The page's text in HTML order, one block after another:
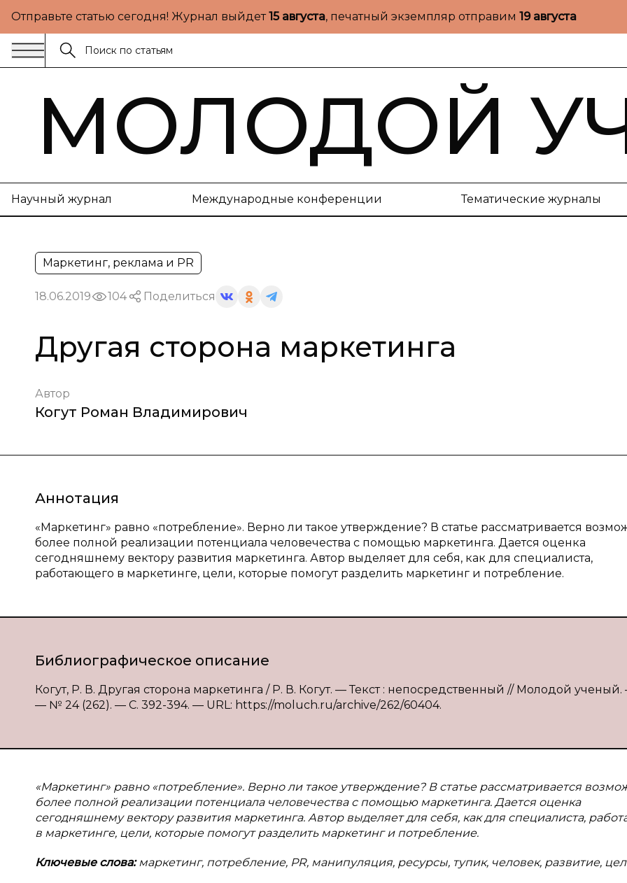
Отправьте статью сегодня! Журнал выйдет15 августа, печатный экземпляр отправим 19 августа
МОЛОДОЙ
Научный журнал Международные конференции Тематические журналы
Маркетинг, реклама и PR
18.06.2019 104 Поделиться
Другая сторона маркетинга
Автор
Когут Роман Владимирович
Аннотация
«Маркетинг» равно «потребление». Верно ли такое утверждение? В статье рассматривается
более полной реализации потенциала человечества с помощью маркетинга. Дается оценка
сегодняшнему вектору развития маркетинга. Автор выделяет для себя, как для специалиста,
работающего в маркетинге, цели, которые помогут разделить маркетинг и потребление.
Библиографическое описание
Когут, Р. В. Другая сторона маркетинга / Р. В. Когут. — Текст : непосредственный // Молодой ученый.
— № 24 (262). — С. 392-394. — URL: https://moluch.ru/archive/262/60404.
«Маркетинг» равно «потребление». Верно ли такое утверждение? В статье рассматривается
более полной реализации потенциала человечества с помощью маркетинга. Дается оценка
сегодняшнему вектору развития маркетинга. Автор выделяет для себя, как для специалиста,
в маркетинге, цели, которые помогут разделить маркетинг и потребление.
Ключевые слова:маркетинг, потребление, PR, манипуляция, ресурсы, тупик, человек, развитие,